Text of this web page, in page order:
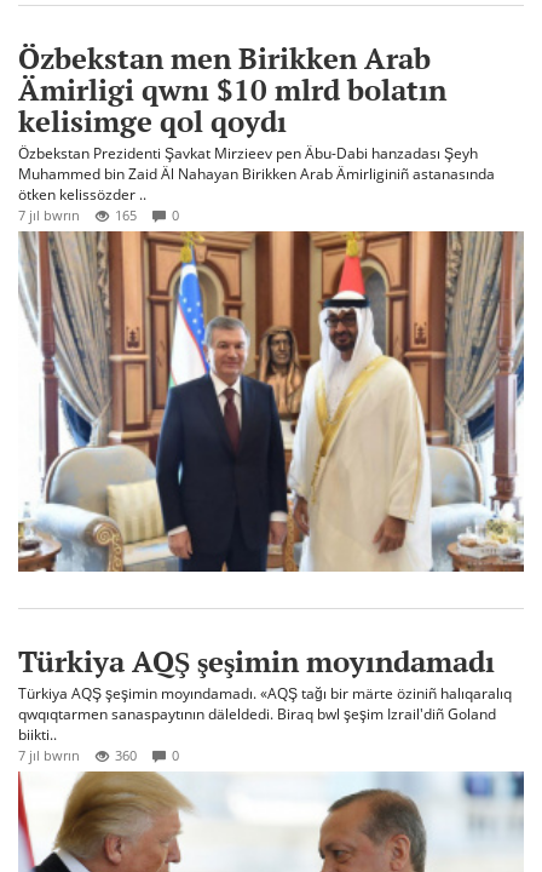
Özbekstan men Birikken Arab
Ämirligi qwnı $10 mlrd bolatın
kelisimge qol qoydı
Özbekstan Prezidenti Şavkat Mirzieev pen Äbu-Dabi hanzadası Şeyh
Muhammed bin Zaid Äl Nahayan Birikken Arab Ämirliginiñ astanasında
ötken kelissözder ..
7 jıl bwrın 165 0
Türkiya AQŞ şeşimin moyındamadı
Türkiya AQŞ şeşimin moyındamadı. «AQŞ tağı bir märte öziniñ halıqaralıq
qwqıqtarmen sanaspaytının däleldedi. Biraq bwl şeşim Izrail'diñ Goland
biikti..
7 jıl bwrın 360 0